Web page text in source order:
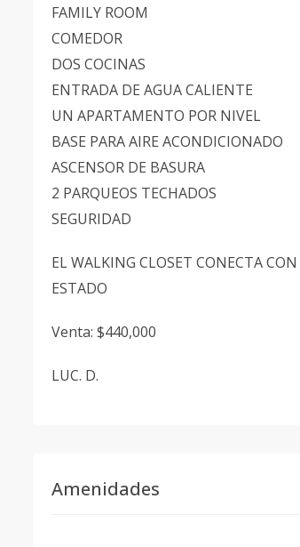
FAMILY ROOM
COMEDOR
DOS COCINAS
ENTRADA DE AGUA CALIENTE
UN APARTAMENTO POR NIVEL
BASE PARA AIRE ACONDICIONADO
ASCENSOR DE BASURA
2 PARQUEOS TECHADOS
SEGURIDAD
EL WALKING CLOSET CONECTA
ESTADO
Venta: $440,000
LUC. D.
Amenidades